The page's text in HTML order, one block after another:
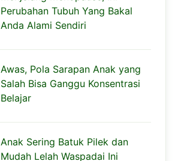
Perubahan Tubuh Yang Bakal
Anda Alami Sendiri
Awas, Pola Sarapan Anak yang
Salah Bisa Ganggu Konsentrasi
Belajar
Anak Sering Batuk Pilek dan
Mudah Lelah Waspadai Ini